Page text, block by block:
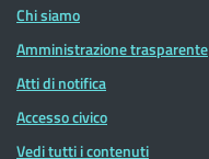
Chi siamo
Amministrazione trasparente
Atti di notifica
Accesso civico
Vedi tutti i contenuti